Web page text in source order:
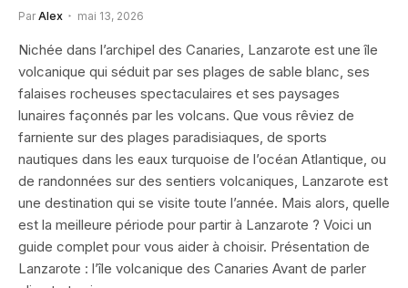
Par Alex mai 13, 2026
Nichée dans l’archipel des Canaries, Lanzarote est une île
volcanique qui séduit par ses plages de sable blanc, ses
falaises rocheuses spectaculaires et ses paysages
lunaires façonnés par les volcans. Que vous rêviez de
farniente sur des plages paradisiaques, de sports
nautiques dans les eaux turquoise de l’océan Atlantique, ou
de randonnées sur des sentiers volcaniques, Lanzarote est
une destination qui se visite toute l’année. Mais alors, quelle
est la meilleure période pour partir à Lanzarote ? Voici un
guide complet pour vous aider à choisir. Présentation de
Lanzarote : l’île volcanique des Canaries Avant de parler